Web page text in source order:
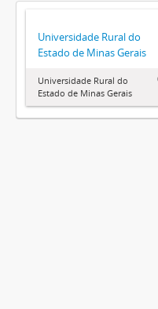
Universidade Rural do
Estado de Minas Gerais
Universidade Rural do
Estado de Minas Gerais